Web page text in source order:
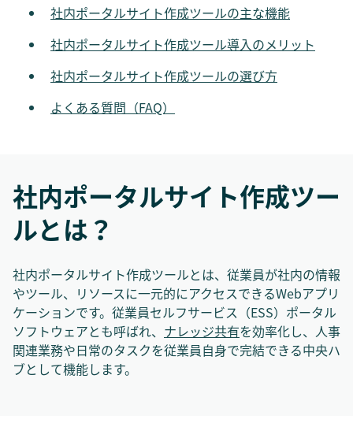
社内ポータルサイト作成ツールの主な機能
社内ポータルサイト作成ツール導入のメリット
社内ポータルサイト作成ツールの選び方
よくある質問（FAQ）
社内ポータルサイト作成ツー
ルとは？
社内ポータルサイト作成ツールとは、従業員が社内の情報
やツール、リソースに一元的にアクセスできるWebアプリ
ケーションです。従業員セルフサービス（ESS）ポータル
ソフトウェアとも呼ばれ、 ナレッジ共有を効率化し、人事
関連業務や日常のタスクを従業員自身で完結できる中央ハ
ブとして機能します。